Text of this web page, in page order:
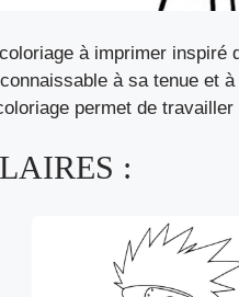
à imprimer
à sa tenue et
permet de
: